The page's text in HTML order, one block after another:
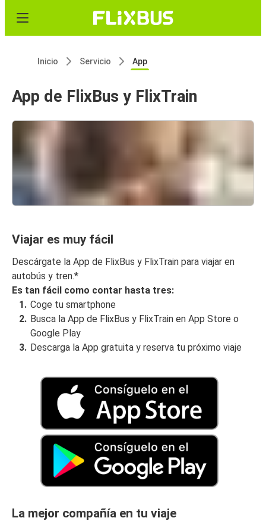
Inicio Servicio App
App de FlixBus y FlixTrain
Viajar es muy fácil
Descárgate la App de FlixBus y FlixTrain para viajar en
autobús y tren.*
Es tan fácil como contar hasta tres:
Coge tu smartphone
Busca la App de FlixBus y FlixTrain en App Store o
Google Play
Descarga la App gratuita y reserva tu próximo viaje
La mejor compañía en tu viaje